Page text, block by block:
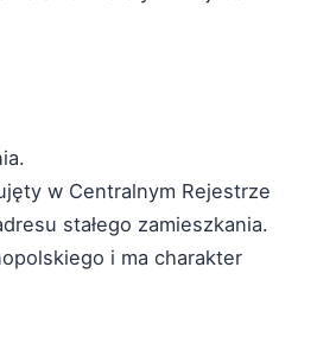
w Centralnym Rejestrze
stałego zamieszkania.
i ma charakter